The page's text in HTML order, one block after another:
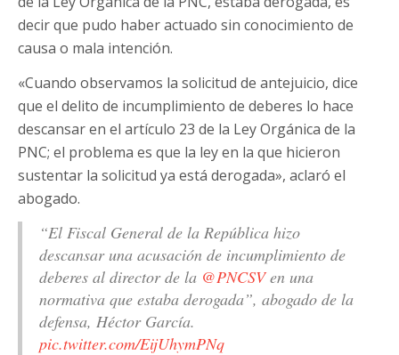
decir que pudo haber actuado sin conocimiento de
causa o mala intención.
«Cuando observamos la solicitud de antejuicio, dice
que el delito de incumplimiento de deberes lo hace
descansar en el artículo 23 de la Ley Orgánica de la
PNC; el problema es que la ley en la que hicieron
sustentar la solicitud ya está derogada», aclaró el
abogado.
“El Fiscal General de la República hizo
descansar una acusación de incumplimiento de
deberes al director de la @PNCSVen una
normativa que estaba derogada”, abogado de la
defensa, Héctor García.
pic.twitter.com/EijUhymPNq